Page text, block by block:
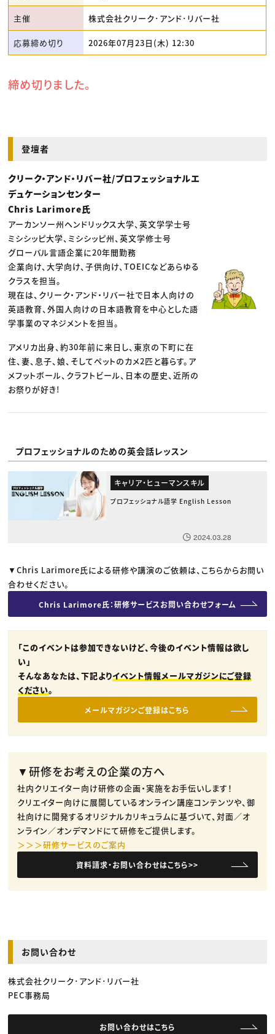
主催 株式会社クリーク･アンド･リバー社
応募締め切り 2026年07月23日(木) 12:30
締め切りました。
登壇者
クリーク・アンド・リバー社/プロフェッショナルエ
デュケーションセンター
Chris Larimore氏
アーカンソー州ヘンドリックス大学、英文学学士号
ミシシッピ大学、ミシシッピ州、英文学修士号
グローバル言語企業に20年間勤務
企業向け、大学向け、子供向け、TOEICなどあらゆる
クラスを担当。
現在は、クリーク・アンド・リバー社で日本人向けの
英語教育、外国人向けの日本語教育を中心とした語
学事業のマネジメントを担当。
アメリカ出身、約30年前に来日し、東京の下町に在
住、妻、息子、娘、そしてペットのカメ2匹と暮らす。ア
メフットボール、クラフトビール、日本の歴史、近所の
お祭りが好き!
プロフェッショナルのための英会話レッスン
キャリア・ヒューマンスキル
プロフェッショナル語学 English Lesson
2024.03.28
▼Chris Larimore氏による研修や講演のご依頼は、こちらからお問い
合わせください。
Chris Larimore氏：研修サービスお問い合わせフォーム
「このイベントは参加できないけど、今後のイベント情報は欲し
い」
そんなあなたは、下記よりイベント情報メールマガジンにご登録
ください。
メールマガジンご登録はこちら
▼研修をお考えの企業の方へ
社内クリエイター向け研修の企画・実施をお手伝いします！
クリエイター向けに展開しているオンライン講座コンテンツや、御
社向けに開発するオリジナルカリキュラムに基づいて、対面／オ
ンライン／オンデマンドにて研修をご提供します。
＞＞＞研修サービスのご案内
資料請求・お問い合わせはこちら>>
お問い合わせ
株式会社クリーク･アンド･リバー社
PEC事務局
お問い合わせはこちら